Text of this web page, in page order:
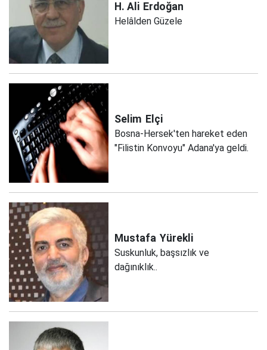
H. Ali Erdoğan
Helâlden Güzele
Selim Elçi
Bosna-Hersek'ten hareket eden
"Filistin Konvoyu" Adana'ya geldi.
Mustafa Yürekli
Suskunluk, başsızlık ve
dağınıklık..